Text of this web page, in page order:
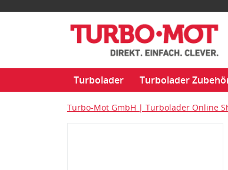
Turbolader Turbolader
Turbo-Mot GmbH | Turbolader Online